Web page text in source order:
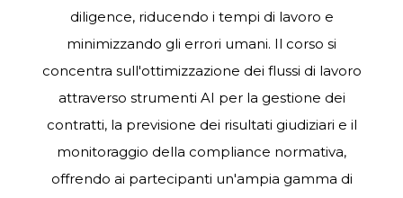
diligence, riducendo i tempi di lavoro e
minimizzando gli errori umani. Il corso si
concentra sull'ottimizzazione dei flussi di lavoro
attraverso strumenti AI per la gestione dei
contratti, la previsione dei risultati giudiziari e il
monitoraggio della compliance normativa,
offrendo ai partecipanti un'ampia gamma di